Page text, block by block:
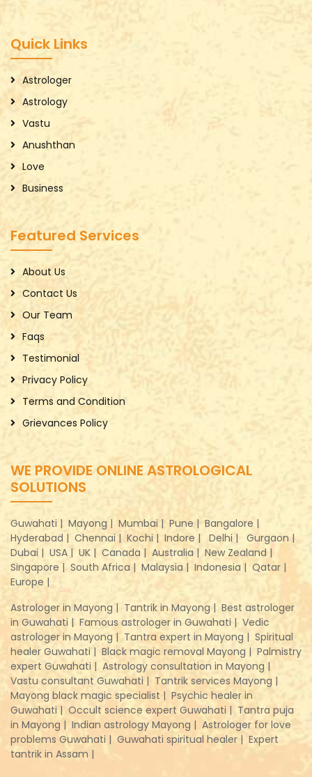
Quick Links
Astrologer
Astrology
Vastu
Anushthan
Love
Business
Featured Services
About Us
Contact Us
Our Team
Faqs
Testimonial
Privacy Policy
Terms and Condition
Grievances Policy
WE PROVIDE ONLINE ASTROLOGICAL
SOLUTIONS
Guwahati | Mayong | Mumbai | Pune | Bangalore |
Hyderabad | Chennai | Kochi | Indore | Delhi |
Gurgaon |
Dubai | USA | UK | Canada | Australia | New Zealand |
Singapore | South Africa | Malaysia | Indonesia | Qatar |
Europe |
Astrologer in Mayong | Tantrik in Mayong | Best astrologer
in Guwahati | Famous astrologer in Guwahati | Vedic
astrologer in Mayong | Tantra expert in Mayong | Spiritual
healer Guwahati | Black magic removal Mayong | Palmistry
expert Guwahati | Astrology consultation in Mayong |
Vastu consultant Guwahati | Tantrik services Mayong |
Mayong black magic specialist | Psychic healer in
Guwahati | Occult science expert Guwahati | Tantra puja
in Mayong | Indian astrology Mayong | Astrologer for love
problems Guwahati | Guwahati spiritual healer | Expert
tantrik in Assam |